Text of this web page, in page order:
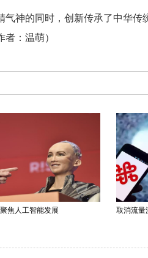
神的同时，创新传承了中华传
者：温萌）